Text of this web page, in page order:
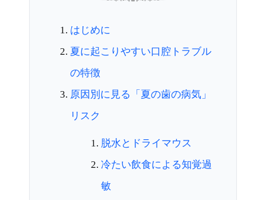
はじめに
夏に起こりやすい口腔トラブル
の特徴
原因別に見る「夏の歯の病気」
リスク
脱水とドライマウス
冷たい飲食による知覚過
敏